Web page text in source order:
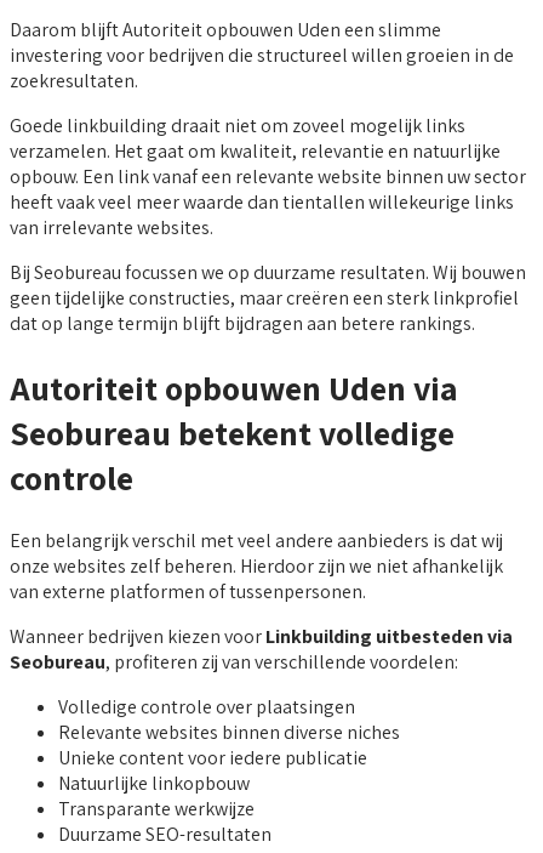
Daarom blijft Autoriteit opbouwen Uden een slimme
investering voor bedrijven die structureel willen groeien in de
zoekresultaten.
Goede linkbuilding draait niet om zoveel mogelijk links
verzamelen. Het gaat om kwaliteit, relevantie en natuurlijke
opbouw. Een link vanaf een relevante website binnen uw sector
heeft vaak veel meer waarde dan tientallen willekeurige links
van irrelevante websites.
Bij Seobureau focussen we op duurzame resultaten. Wij bouwen
geen tijdelijke constructies, maar creëren een sterk linkprofiel
dat op lange termijn blijft bijdragen aan betere rankings.
Autoriteit opbouwen Uden via
Seobureau betekent volledige
controle
Een belangrijk verschil met veel andere aanbieders is dat wij
onze websites zelf beheren. Hierdoor zijn we niet afhankelijk
van externe platformen of tussenpersonen.
Wanneer bedrijven kiezen voorLinkbuilding uitbesteden via
Seobureau, profiteren zij van verschillende voordelen:
Volledige controle over plaatsingen
Relevante websites binnen diverse niches
Unieke content voor iedere publicatie
Natuurlijke linkopbouw
Transparante werkwijze
Duurzame SEO-resultaten